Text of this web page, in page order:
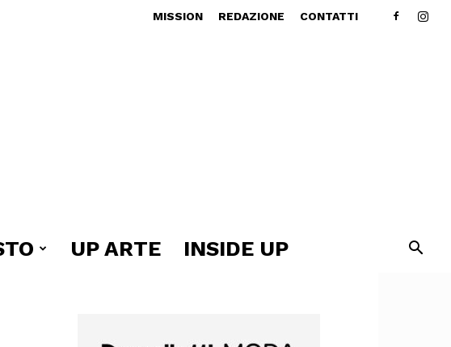
MISSION REDAZIONE CONTATTI
UP ARTE INSIDE UP